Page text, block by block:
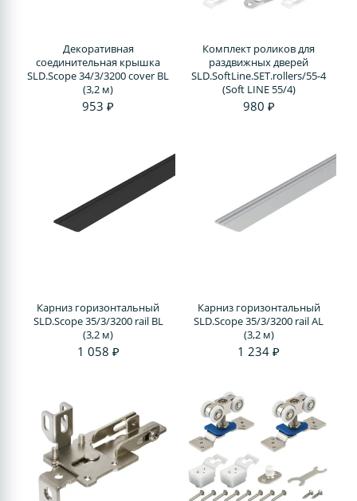
Декоративная
соединительная крышка
SLD.Scope 34/3/3200 cover BL
(3,2 м)
953 ₽
Комплект роликов для
раздвижных дверей
SLD.SoftLine.SET.rollers/55-4
(Soft LINE 55/4)
980 ₽
Карниз горизонтальный
SLD.Scope 35/3/3200 rail BL
(3,2 м)
1 058 ₽
Карниз горизонтальный
SLD.Scope 35/3/3200 rail AL
(3,2 м)
1 234 ₽